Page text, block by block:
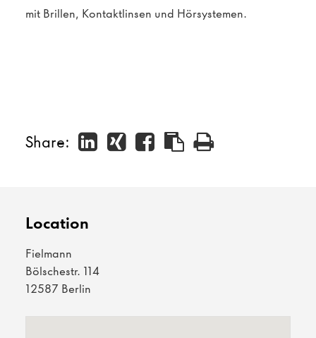
mit Brillen, Kontaktlinsen und Hörsystemen.
Share:
Location
Fielmann
Bölschestr. 114
12587 Berlin